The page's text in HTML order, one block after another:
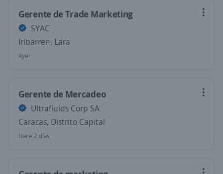
Gerente de Trade Marketing
SYAC
Iribarren, Lara
Ayer
Gerente de Mercadeo
Ultrafluids Corp SA
Caracas, Distrito Capital
Hace 2 días